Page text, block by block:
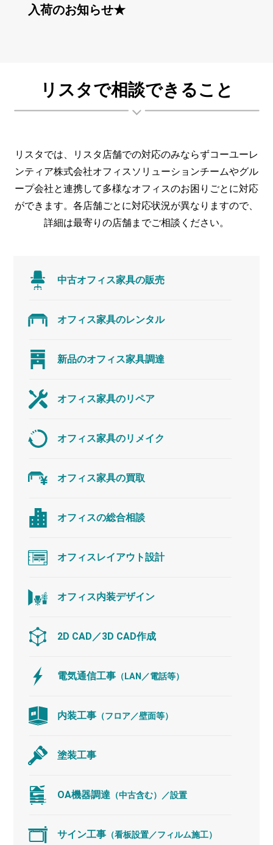
入荷のお知らせ★
リスタで相談できること
リスタでは、リスタ店舗での対応のみならずコーユーレ
ンティア株式会社オフィスソリューションチームやグル
ープ会社と連携して多様なオフィスのお困りごとに対応
ができます。各店舗ごとに対応状況が異なりますので、
詳細は最寄りの店舗までご相談ください。
中古オフィス家具の販売
オフィス家具のレンタル
新品のオフィス家具調達
オフィス家具のリペア
オフィス家具のリメイク
オフィス家具の買取
オフィスの総合相談
オフィスレイアウト設計
オフィス内装デザイン
2D CAD／3D CAD作成
電気通信工事 （LAN／電話等）
内装工事 （フロア／壁面等）
塗装工事
OA機器調達 （中古含む） ／設置
サイン工事 （看板設置／フィルム施工）